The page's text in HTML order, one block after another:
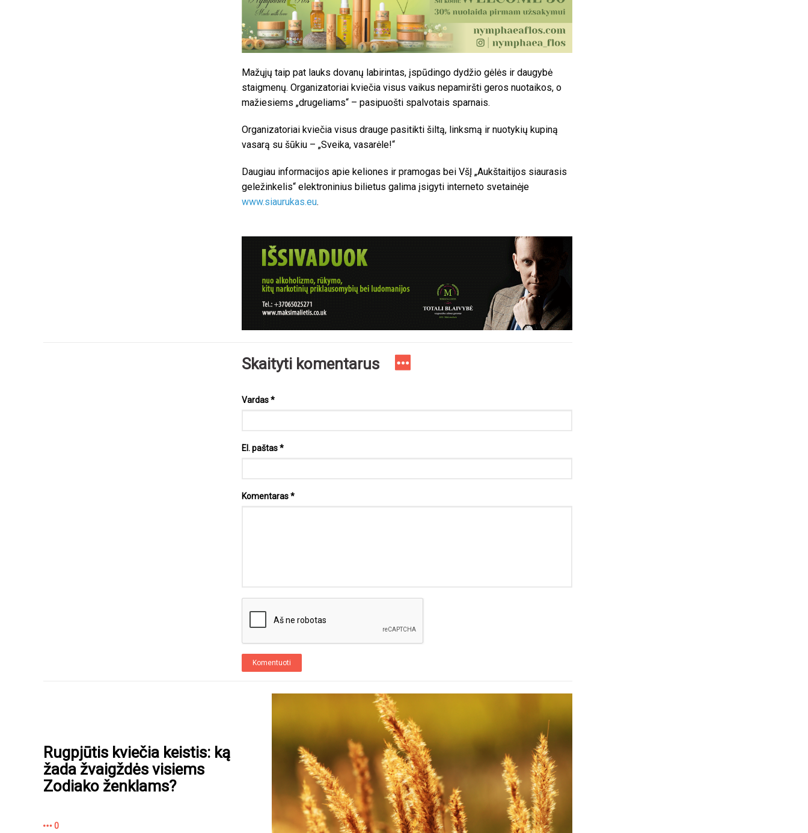
Mažųjų taip pat lauks dovanų labirintas, įspūdingo dydžio gėlės ir daugybė
staigmenų. Organizatoriai kviečia visus vaikus nepamiršti geros nuotaikos, o
mažiesiems „drugeliams“ – pasipuošti spalvotais sparnais.
Organizatoriai kviečia visus drauge pasitikti šiltą, linksmą ir nuotykių kupiną
vasarą su šūkiu – „Sveika, vasarėle!“
Daugiau informacijos apie keliones ir pramogas bei VšĮ „Aukštaitijos siaurasis
geležinkelis“ elektroninius bilietus galima įsigyti interneto svetainėje
www.siaurukas.eu.
Skaityti komentarus
Vardas*
El. paštas*
Komentaras*
Komentuoti
Rugpjūtis kviečia keistis: ką
žada žvaigždės visiems
Zodiako ženklams?
0